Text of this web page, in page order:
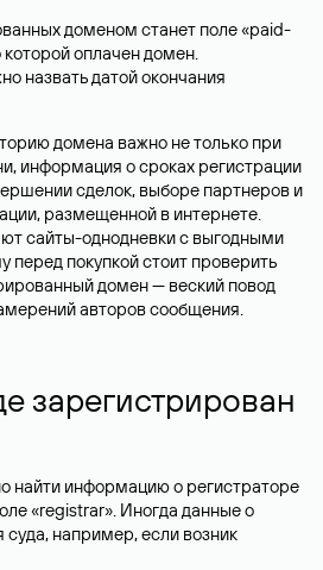
доменом станет поле «paid-
оплачен домен.
назвать датой окончания
домена важно не только при
информация о сроках регистрации
сделок, выборе партнеров и
размещенной в интернете.
сайты-однодневки с выгодными
перед покупкой стоит проверить
домен — веский повод
авторов сообщения.
зарегистрирован
информацию о регистраторе
«registrar». Иногда данные о
например, если возник